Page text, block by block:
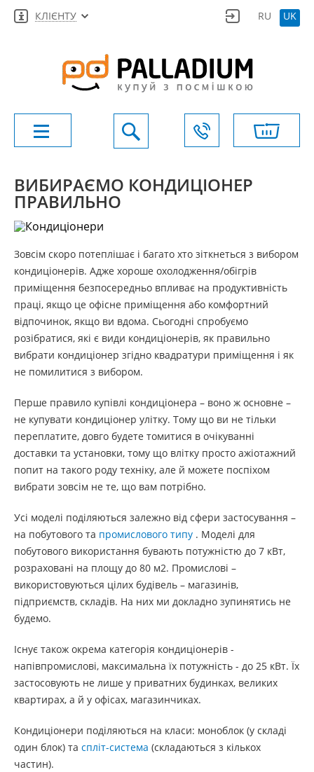
КЛІЄНТУ RU UK
ВИБИРАЄМО КОНДИЦІОНЕР
ПРАВИЛЬНО
Зовсім скоро потеплішає і багато хто зіткнеться з вибором
кондиціонерів. Адже хороше охолодження/обігрів
приміщення безпосередньо впливає на продуктивність
праці, якщо це офісне приміщення або комфортний
відпочинок, якщо ви вдома. Сьогодні спробуємо
розібратися, які є види кондиціонерів, як правильно
вибрати кондиціонер згідно квадратури приміщення і як
не помилитися з вибором.
Перше правило купівлі кондиціонера – воно ж основне –
не купувати кондиціонер улітку. Тому що ви не тільки
переплатите, довго будете томитися в очікуванні
доставки та установки, тому що влітку просто ажіотажний
попит на такого роду техніку, але й можете поспіхом
вибрати зовсім не те, що вам потрібно.
Усі моделі поділяються залежно від сфери застосування –
на побутового та промислового типу . Моделі для
побутового використання бувають потужністю до 7 кВт,
розраховані на площу до 80 м2. Промислові –
використовуються цілих будівель – магазинів,
підприємств, складів. На них ми докладно зупинятись не
будемо.
Існує також окрема категорія кондиціонерів -
напівпромислові, максимальна їх потужність - до 25 кВт. Їх
застосовують не лише у приватних будинках, великих
квартирах, а й у офісах, магазинчиках.
Кондиціонери поділяються на класи: моноблок (у складі
один блок) та спліт-система (складаються з кількох
частин).